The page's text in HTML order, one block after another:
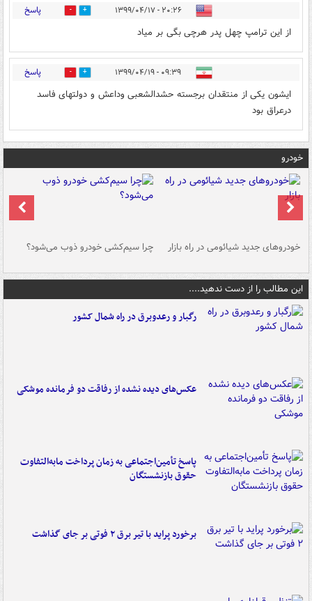
۲۰:۲۶ - ۱۳۹۹/۰۴/۱۷ 4 پاسخ
از این ترامپ چهل پدر هرچی بگی بر میاد
۰۹:۳۹ - ۱۳۹۹/۰۴/۱۹ 0 پاسخ
ایشون یکی از منتقدان برجسته حشدالشعبی وداعش و دولتهای فاسد
درعراق بود
خودرو
خودروهای جدید شیائومی در راه بازار چرا سیم‌کشی خودرو ذوب می‌شود؟
این مطالب را از دست ندهید....
رگبار و رعدوبرق در راه شمال کشور
عکس‌های دیده نشده از رفاقت دو فرمانده‌ موشکی
پاسخ تأمین‌اجتماعی به زمان پرداخت مابه‌التفاوت
حقوق بازنشستگان
برخورد پراید با تیر برق ۲ فوتی بر جای گذاشت